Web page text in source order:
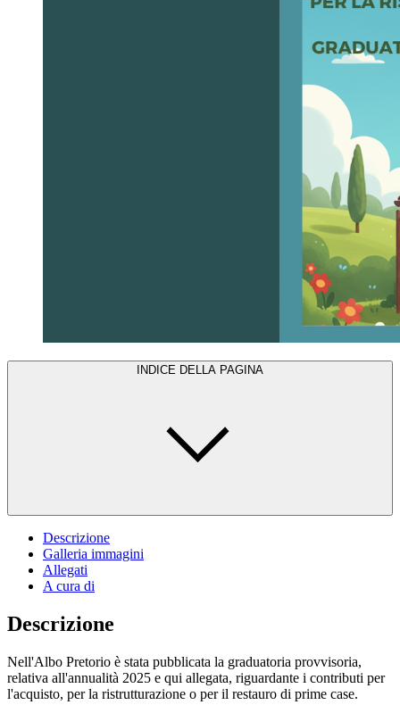
INDICE DELLA PAGINA
Descrizione
Galleria immagini
Allegati
A cura di
Descrizione
Nell'Albo Pretorio è stata pubblicata la graduatoria provvisoria,
relativa all'annualità 2025 e qui allegata, riguardante i contributi per
l'acquisto, per la ristrutturazione o per il restauro di prime case.